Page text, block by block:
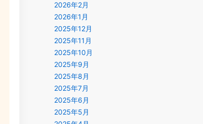
2026年2月
2026年1月
2025年12月
2025年11月
2025年10月
2025年9月
2025年8月
2025年7月
2025年6月
2025年5月